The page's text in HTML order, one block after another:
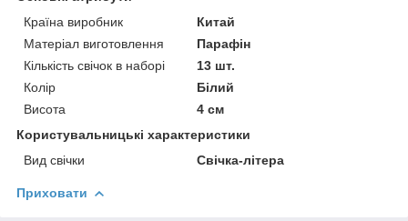
Країна виробник
Китай
Матеріал виготовлення
Парафін
Кількість свічок в наборі
13 шт.
Колір
Білий
Висота
4 см
Користувальницькі характеристики
Вид свічки
Свічка-літера
Приховати